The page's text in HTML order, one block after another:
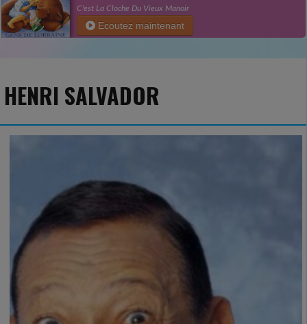
C'est La Cloche Du Vieux Manoir
Ecoutez maintenant
HENRI SALVADOR